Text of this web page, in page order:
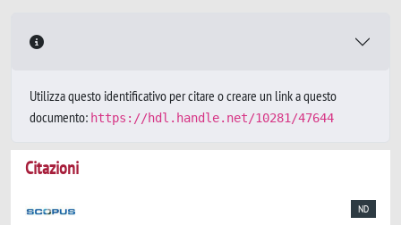
Utilizza questo identificativo per citare o creare un link a questo
documento: https://hdl.handle.net/10281/47644
Citazioni
ND